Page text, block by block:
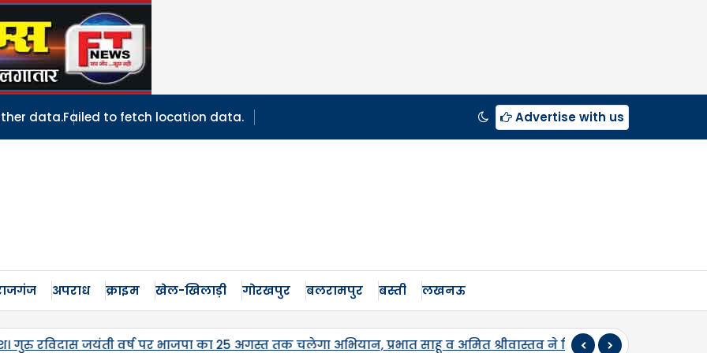
data.Failed to fetch location data. Advertise with us
अपराध क्राइम खेल-खिलाड़ी गोरखपुर बलरामपुर बस्ती लखनऊ
प्रभात साहू व अमित श्रीवास्तव ने किया नेतृत्व। जनपद में पहली बार एमएसपी पर होगी उड़द-मूंग की खरीद,